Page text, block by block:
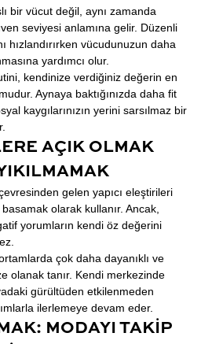
bir vücut değil, aynı zamanda
seviyesi anlamına gelir. Düzenli
hızlandırırken vücudunuzun daha
yardımcı olur.
kendinize verdiğiniz değerin en
Aynaya baktığınızda daha fit
kaygılarınızın yerini sarsılmaz bir
AÇIK OLMAK
gelen yapıcı eleştirileri
olarak kullanır. Ancak,
yorumların kendi öz değerini
çok daha dayanıklı ve
olanak tanır. Kendi merkezinde
gürültüden etkilenmeden
ilerlemeye devam eder.
MODAYI TAKIP